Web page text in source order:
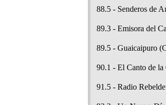
88.5 - Senderos de
89.3 - Emisora del
89.5 - Guaicaipuro
90.1 - El Canto de la
91.5 - Radio